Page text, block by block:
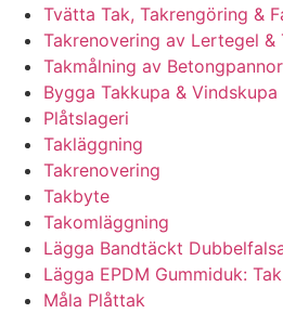
Tvätta Tak, Takrengöring &
Takrenovering av Lertegel &
Takmålning av
Bygga Takkupa & Vindskupa
Plåtslageri
Takläggning
Takrenovering
Takbyte
Takomläggning
Lägga Bandtäckt
Lägga EPDM Gummiduk:
Måla Plåttak